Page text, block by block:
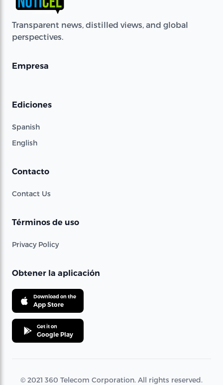
Transparent news, distilled views, and global
perspectives.
Empresa
Ediciones
Spanish
English
Contacto
Contact Us
Términos de uso
Privacy Policy
Obtener la aplicación
Download on the
App Store
Get it on
Google Play
© 2021 360 Telecom Corporation. All rights reserved.